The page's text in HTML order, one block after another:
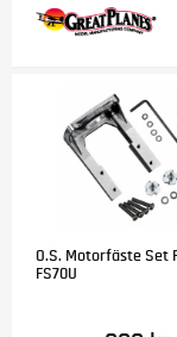
O.S. Motorfäste Set
FS70U